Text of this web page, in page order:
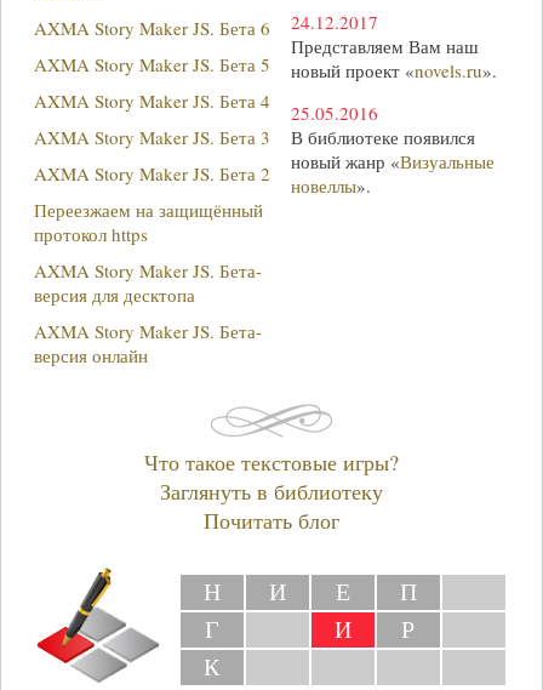
AXMA Story Maker JS. Бета 6
AXMA Story Maker JS. Бета 5
AXMA Story Maker JS. Бета 4
AXMA Story Maker JS. Бета 3
AXMA Story Maker JS. Бета 2
Переезжаем на защищённый
протокол https
AXMA Story Maker JS. Бета-
версия для десктопа
AXMA Story Maker JS. Бета-
версия онлайн
24.12.2017
Представляем Вам наш
новый проект «novels.ru».
25.05.2016
В библиотеке появился
новый жанр «Визуальные
новеллы».
Что такое текстовые игры?
Заглянуть в библиотеку
Почитать блог
Н И Е
П
Г
И
Р
К